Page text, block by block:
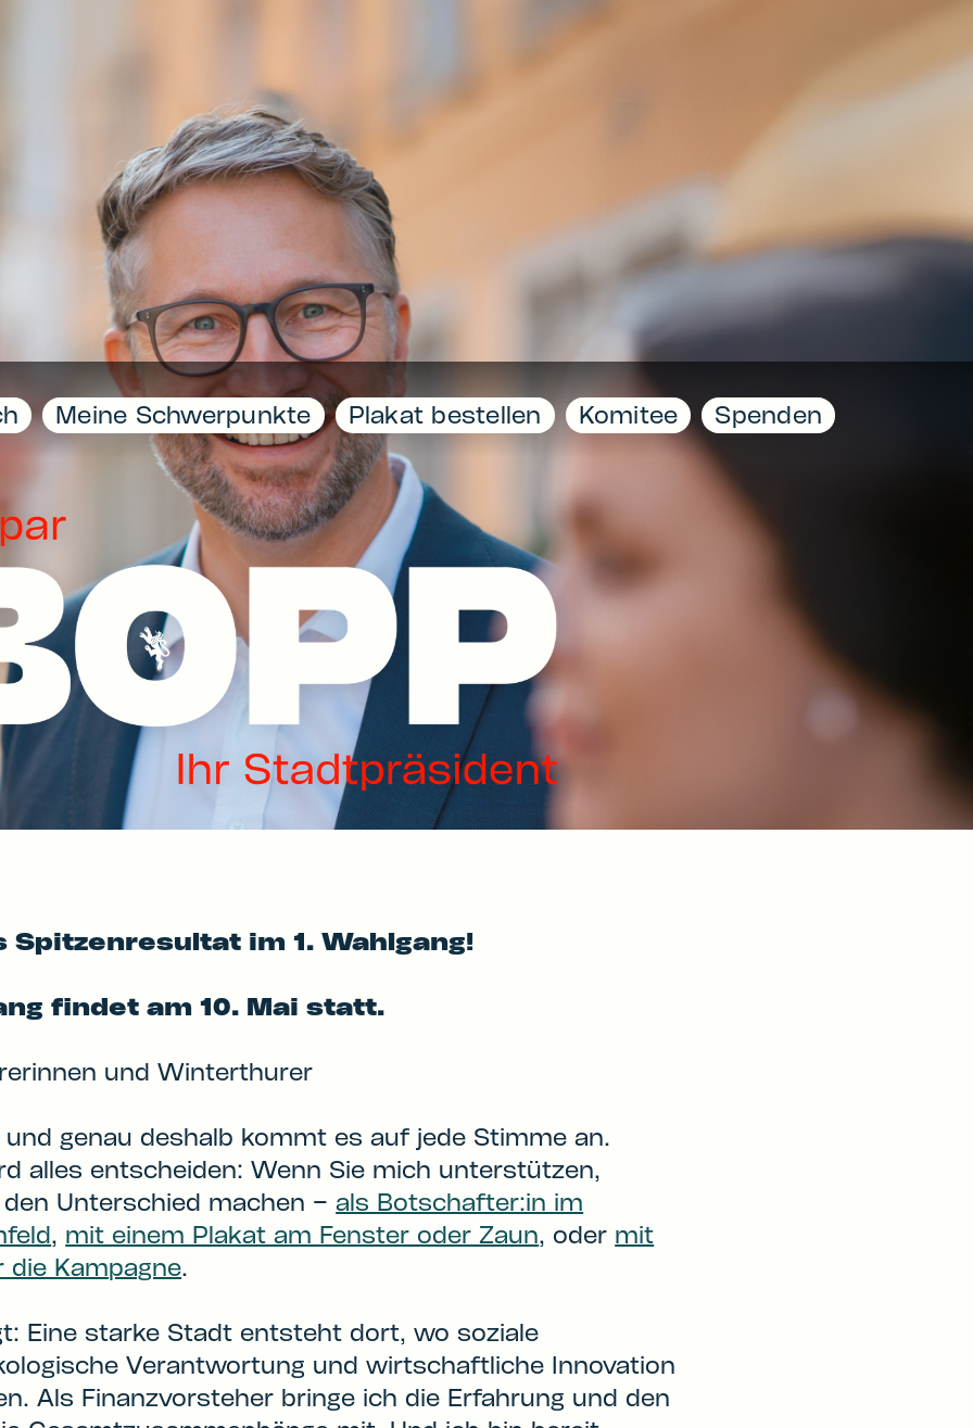
Meine Schwerpunkte Plakat bestellen Komitee Spenden
Spitzenresultat im 1. Wahlgang!
findet am 10. Mai statt.
und Winterthurer
genau deshalb kommt es auf jede Stimme an.
alles entscheiden: Wenn Sie mich unterstützen,
den Unterschied machen –als Botschafter:in im
, mit einem Plakat am Fenster oder Zaun, oder mit
die Kampagne.
Eine starke Stadt entsteht dort, wo soziale
Verantwortung und wirtschaftliche Innovation
Als Finanzvorsteher bringe ich die Erfahrung und den